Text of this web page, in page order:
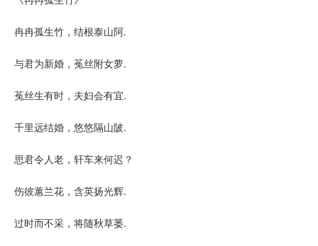
冉冉孤生竹，结根泰山阿.
与君为新婚，菟丝附女萝.
菟丝生有时，夫妇会有宜.
千里远结婚，悠悠隔山陂.
思君令人老，轩车来何迟？
伤彼蕙兰花，含英扬光辉.
过时而不采，将随秋草萎.